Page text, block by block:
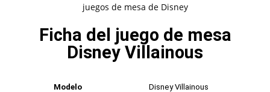
Ficha del juego de mesa
Disney Villainous
Modelo Disney Villainous